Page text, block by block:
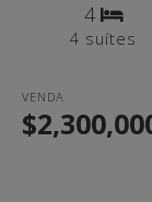
4
4 suítes
VENDA